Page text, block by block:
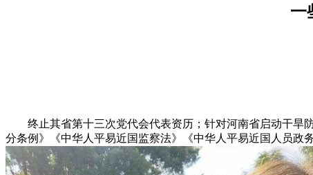
一
终止其省第十三次党代会代表资历；针对河南省启动干旱
分条例》《中华人平易近国监察法》《中华人平易近国人员政